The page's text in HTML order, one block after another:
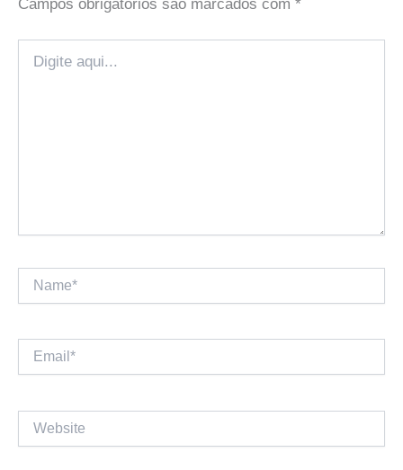
Campos obrigatórios são marcados com *
aqui...
Email*
Website